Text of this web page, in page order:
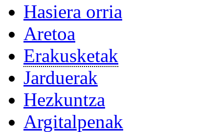
Hasiera orria
Aretoa
Erakusketak
Jarduerak
Hezkuntza
Argitalpenak